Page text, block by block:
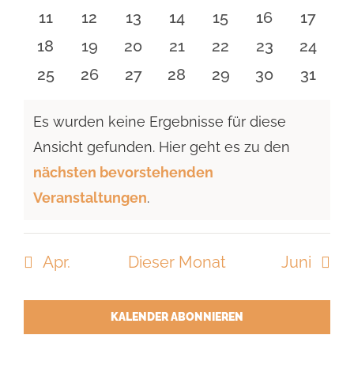
Veranstaltungen
Veranstaltungen
Veranstaltungen
Veranstaltungen
Veranstaltungen
0
Veranstaltungen
11
0
Veranstaltungen
12
0
Veranstaltungen
13
0
Veranstaltungen
14
0
Veranstaltungen
15
0
16
0
17
0
Veranstaltungen
18
0
Veranstaltungen
19
0
Veranstaltungen
20
0
Veranstaltungen
21
0
Veranstaltungen
22
0
23
0
24
0
25
0
26
0
27
0
28
0
29
0
30
0
31
Hinweis
Es wurden keine Ergebnisse für diese
Ansicht gefunden. Hier geht es zu den
nächsten bevorstehenden
Veranstaltungen.
Apr. Dieser Monat Juni
KALENDER ABONNIEREN